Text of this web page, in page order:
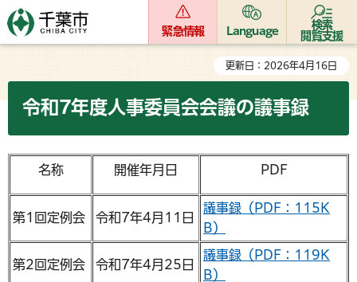
緊急情報 Language
検索
閲覧支援
更新日：2026年4月16日
令和7年度人事委員会会議の議事録
名称 開催年月日 PDF
第1回定例会 令和7年4月11日
議事録（PDF：115K
B）
第2回定例会 令和7年4月25日
議事録（PDF：119K
B）